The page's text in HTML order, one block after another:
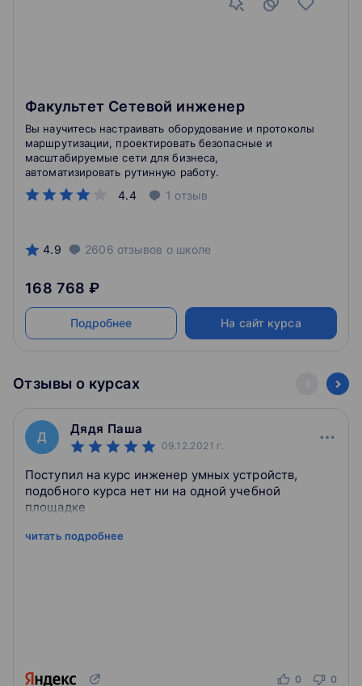
Факультет Сетевой инженер
4.4 1 отзыв
Вы научитесь настраивать оборудование и протоколы
маршрутизации, проектировать безопасные и
масштабируемые сети для бизнеса,
автоматизировать рутинную работу.
4.9 2606 отзывов о школе
168 768 ₽
Подробнее На сайт курса
Отзывы о курсах
Д
Дядя Паша
09.12.2021 г.
Поступил на курс инженер умных устройств,
подобного курса нет ни на одной учебной
площадке
читать подробнее
0 0